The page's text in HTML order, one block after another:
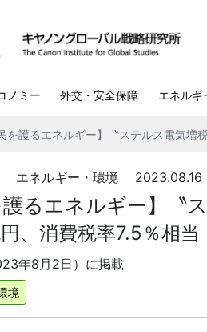
ノミー 外交・安全保障 エネルギ
民を護るエネルギー】〝ステルス電気増
エネルギー・環境 2023.08.16
護るエネルギー】〝
、消費税率7.5％相
年8月2日）に掲載
境